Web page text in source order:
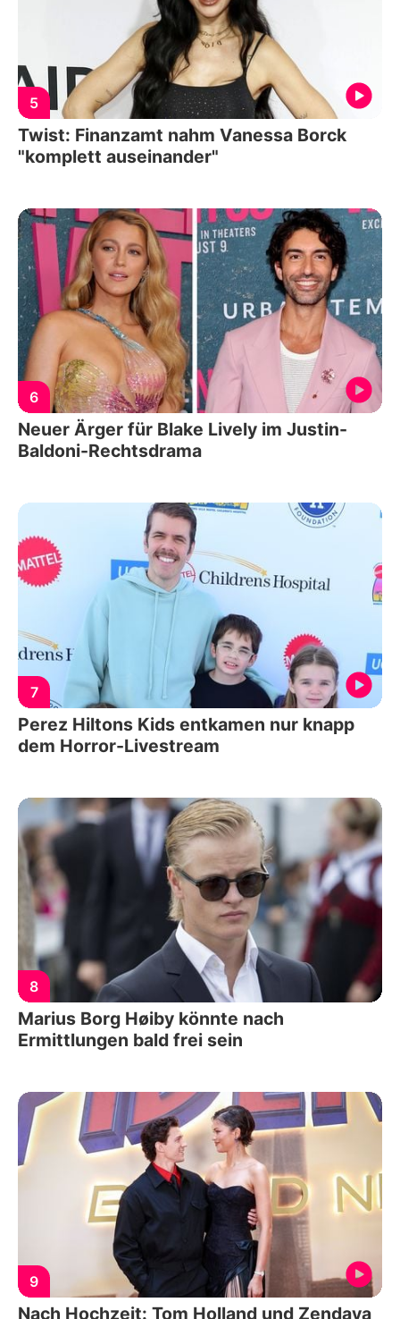
5
Twist: Finanzamt nahm Vanessa Borck
"komplett auseinander"
6
Neuer Ärger für Blake Lively im Justin-
Baldoni-Rechtsdrama
7
Perez Hiltons Kids entkamen nur knapp
dem Horror-Livestream
8
Marius Borg Høiby könnte nach
Ermittlungen bald frei sein
9
Nach Hochzeit: Tom Holland und Zendaya